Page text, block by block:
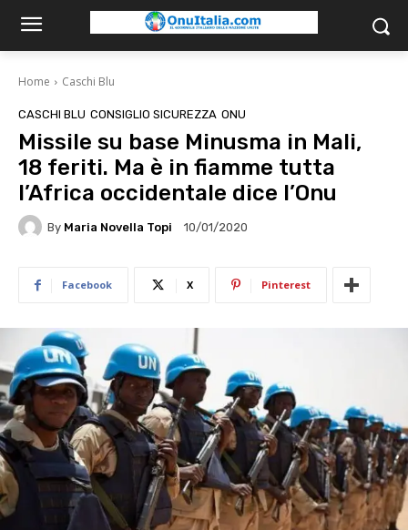
Home Caschi Blu
CASCHI BLU CONSIGLIO SICUREZZA ONU
Missile su base Minusma in Mali,
18 feriti. Ma è in fiamme tutta
l’Africa occidentale dice l’Onu
By Maria Novella Topi 10/01/2020
Facebook X Pinterest